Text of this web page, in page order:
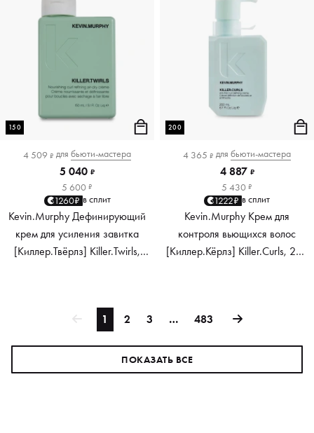
150
4 509 ₽ для бьюти-мастера
5 040 ₽
5 600 ₽
1260₽ в сплит
Kevin.Murphy Дефинирующий
крем для усиления завитка
[Киллер.Твёрлз] Killer.Twirls,
200
4 365 ₽ для бьюти-мастера
4 887 ₽
5 430 ₽
1222₽ в сплит
Kevin.Murphy Крем для
контроля вьющихся волос
[Киллер.Кёрлз] Killer.Curls, 200
1 2 3 … 483
ПОКАЗАТЬ ВСЕ